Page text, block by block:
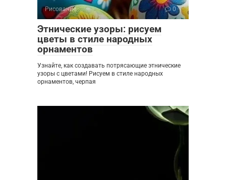
Рисование 0
Этнические узоры: рисуем
цветы в стиле народных
орнаментов
Узнайте, как создавать потрясающие этнические
узоры с цветами! Рисуем в стиле народных
орнаментов, черпая